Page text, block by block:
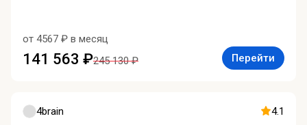
от 4567 ₽ в месяц
141 563 ₽245 130 ₽ Перейти
4brain 4.1